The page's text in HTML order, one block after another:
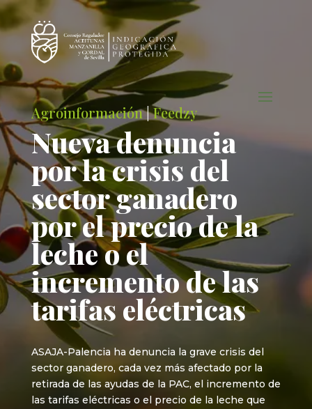
Agroinformación|Feedzy
Nueva denuncia
por la crisis del
sector ganadero
por el precio de la
leche o el
incremento de las
tarifas eléctricas
ASAJA-Palencia ha denuncia la grave crisis del
sector ganadero, cada vez más afectado por la
retirada de las ayudas de la PAC, el incremento de
las tarifas eléctricas o el precio de la leche que